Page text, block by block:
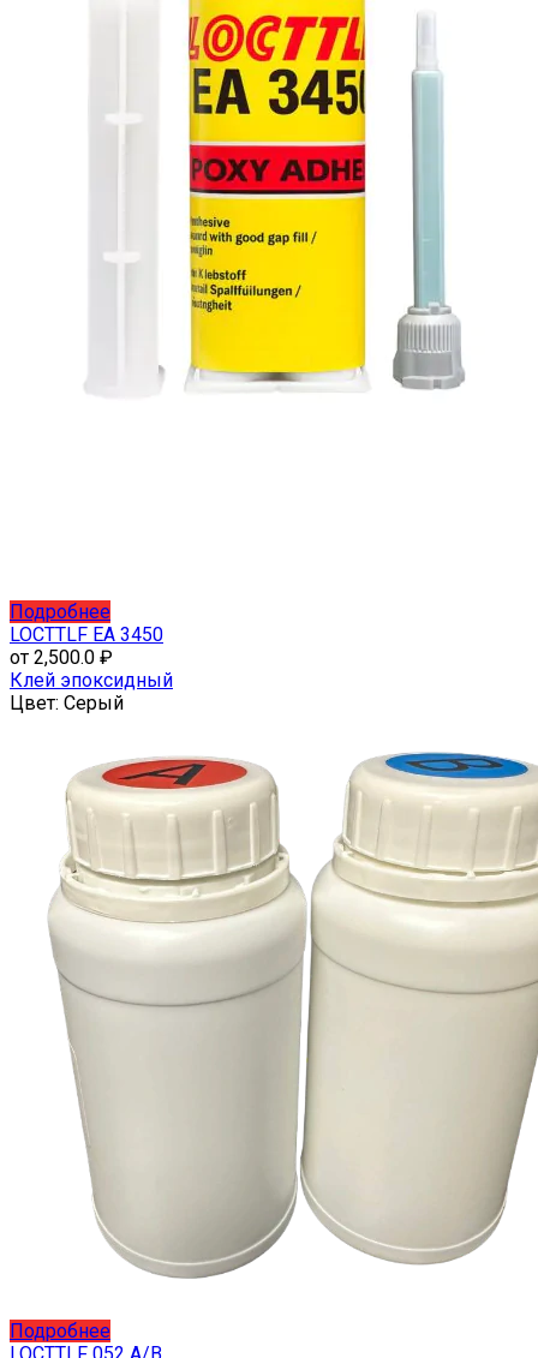
ПодробнееЭтот
товар
имеет
несколько
вариаций.
выбрать
на
странице
LOCTTLF EA 3450
от 2,500.0 ₽
Клей эпоксидный
Цвет: Серый
ПодробнееЭтот
товар
LOCTTLF 052 A/B